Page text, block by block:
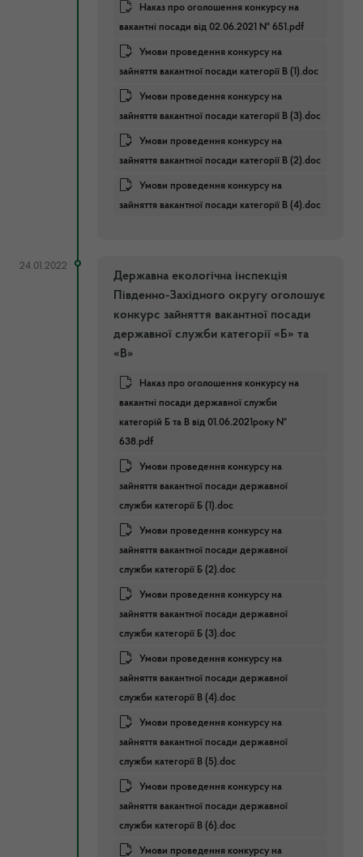
Наказ про оголошення конкурсу на
вакантні посади від 02.06.2021 № 651.pdf
Умови проведення конкурсу на
зайняття вакантної посади категорії В (1).doc
Умови проведення конкурсу на
зайняття вакантної посади категорії В (3).doc
Умови проведення конкурсу на
зайняття вакантної посади категорії В (2).doc
Умови проведення конкурсу на
зайняття вакантної посади категорії В (4).doc
24.01.2022
Державна екологічна інспекція
Південно-Західного округу оголошує
конкурс зайняття вакантної посади
державної служби категорії «Б» та
«В»
Наказ про оголошення конкурсу на
вакантні посади державної служби
категорій Б та В від 01.06.2021року №
638.pdf
Умови проведення конкурсу на
зайняття вакантної посади державної
служби категорії Б (1).doc
Умови проведення конкурсу на
зайняття вакантної посади державної
служби категорії Б (2).doc
Умови проведення конкурсу на
зайняття вакантної посади державної
служби категорії Б (3).doc
Умови проведення конкурсу на
зайняття вакантної посади державної
служби категорії В (4).doc
Умови проведення конкурсу на
зайняття вакантної посади державної
служби категорії В (5).doc
Умови проведення конкурсу на
зайняття вакантної посади державної
служби категорії В (6).doc
Умови проведення конкурсу на